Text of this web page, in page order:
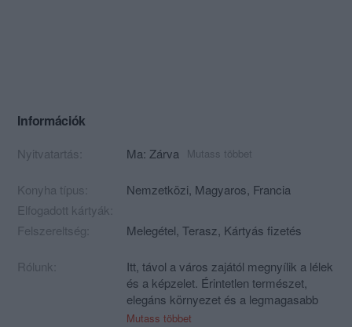
Információk
Nyitvatartás: Ma: Zárva Mutass többet
Konyha típus: Nemzetközi, Magyaros, Francia
Elfogadott kártyák:
Felszereltség:
Melegétel, Terasz, Kártyás fizetés
Rólunk:
Itt, távol a város zajától megnyílik a lélek
és a képzelet. Érintetlen természet,
elegáns környezet és a legmagasabb
szintű vendéglátás gondoskodik a testi-
Mutass többet